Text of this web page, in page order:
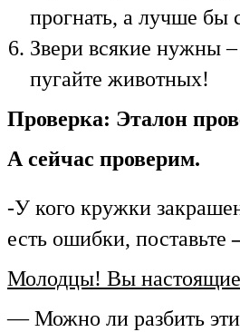
прогнать, а лучше бы
Звери всякие нужны
пугайте животных!
Проверка: Эталон
А сейчас проверим.
-У кого кружки
есть ошибки, поставьте
Молодцы! Вы настоящие
— Можно ли разбить